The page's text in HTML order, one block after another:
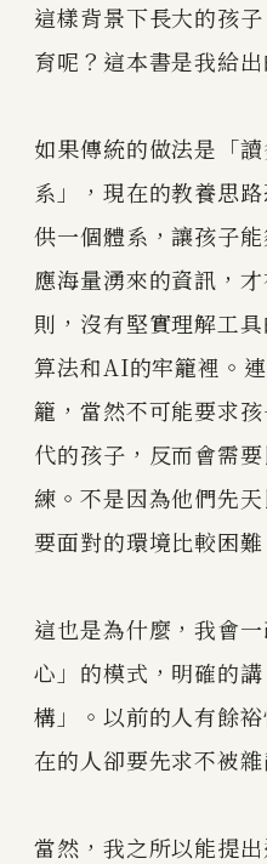
這樣背景下長大的孩
育呢？這本書是我給
如果傳統的做法是「
系」，現在的教養思
供一個體系，讓孩子
應海量湧來的資訊，
則，沒有堅實理解工
算法和AI的牢籠裡。
籠，當然不可能要求
代的孩子，反而會需
練。不是因為他們先
要面對的環境比較困難
這也是為什麼，我會
心」的模式，明確的
構」。以前的人有餘
在的人卻要先求不被
當然，我之所以能提